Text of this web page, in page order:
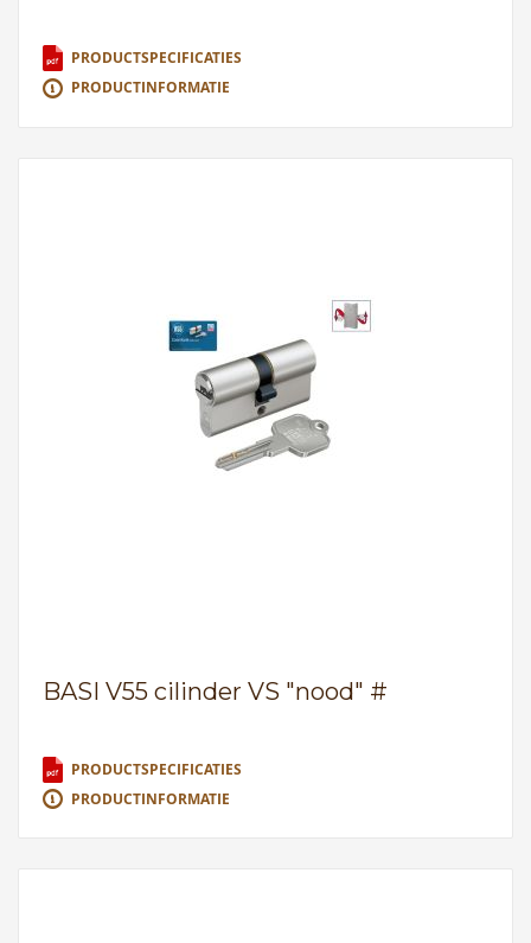
PRODUCTSPECIFICATIES
PRODUCTINFORMATIE
BASI V55 cilinder VS "nood" #
PRODUCTSPECIFICATIES
PRODUCTINFORMATIE